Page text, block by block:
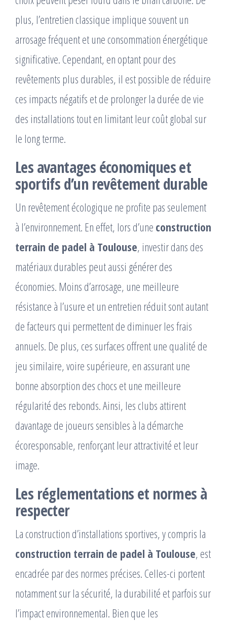
plus, l’entretien classique implique souvent un
arrosage fréquent et une consommation énergétique
significative. Cependant, en optant pour des
revêtements plus durables, il est possible de réduire
ces impacts négatifs et de prolonger la durée de vie
des installations tout en limitant leur coût global sur
le long terme.
Les avantages économiques et
sportifs d’un revêtement durable
Un revêtement écologique ne profite pas seulement
à l’environnement. En effet, lors d’une construction
terrain de padel à Toulouse, investir dans des
matériaux durables peut aussi générer des
économies. Moins d’arrosage, une meilleure
résistance à l’usure et un entretien réduit sont autant
de facteurs qui permettent de diminuer les frais
annuels. De plus, ces surfaces offrent une qualité de
jeu similaire, voire supérieure, en assurant une
bonne absorption des chocs et une meilleure
régularité des rebonds. Ainsi, les clubs attirent
davantage de joueurs sensibles à la démarche
écoresponsable, renforçant leur attractivité et leur
image.
Les réglementations et normes à
respecter
La construction d’installations sportives, y compris la
construction terrain de padel à Toulouse, est
encadrée par des normes précises. Celles-ci portent
notamment sur la sécurité, la durabilité et parfois sur
l’impact environnemental. Bien que les